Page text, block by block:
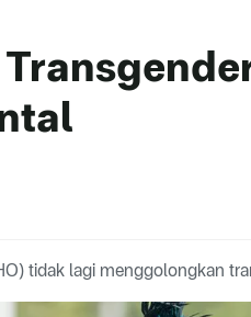
tidak lagi menggolongkan